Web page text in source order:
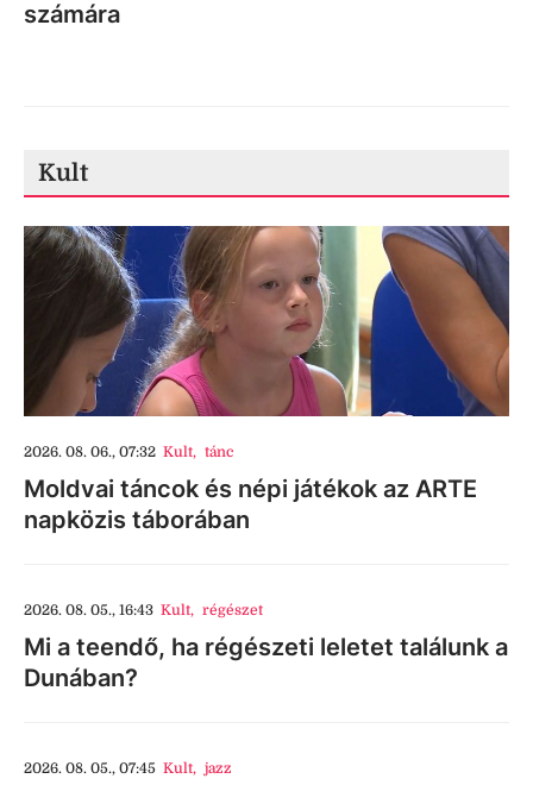
számára
Kult
2026. 08. 06., 07:32 Kult, tánc
Moldvai táncok és népi játékok az ARTE
napközis táborában
2026. 08. 05., 16:43 Kult, régészet
Mi a teendő, ha régészeti leletet találunk a
Dunában?
2026. 08. 05., 07:45 Kult, jazz